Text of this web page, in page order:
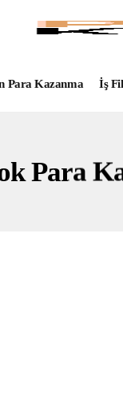
Para Kazanma İş
Para